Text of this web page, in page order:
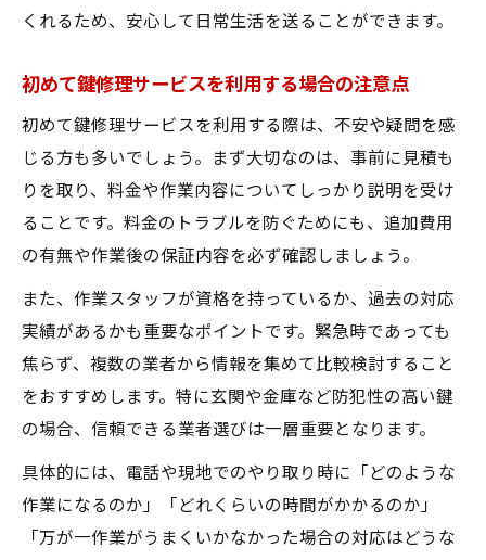
法
鍵修理サービス利用時の注意点と賢い判断基準
鍵修理サービス利用前に確認すべきポイン
ト
料金や見積もりで比較する鍵修理サービス
トラブル回避のための鍵修理サービス選定
術
契約前に押さえるべき鍵修理サービスの注
意事項
アフターサポートが充実した鍵修理サービ
スの価値
くれるため、安心して日常生活を送ることができます。
初めて鍵修理サービスを利用する場合の注意点
初めて鍵修理サービスを利用する際は、不安や疑問を感
じる方も多いでしょう。まず大切なのは、事前に見積も
りを取り、料金や作業内容についてしっかり説明を受け
ることです。料金のトラブルを防ぐためにも、追加費用
の有無や作業後の保証内容を必ず確認しましょう。
また、作業スタッフが資格を持っているか、過去の対応
実績があるかも重要なポイントです。緊急時であっても
焦らず、複数の業者から情報を集めて比較検討すること
をおすすめします。特に玄関や金庫など防犯性の高い鍵
の場合、信頼できる業者選びは一層重要となります。
具体的には、電話や現地でのやり取り時に「どのような
作業になるのか」「どれくらいの時間がかかるのか」
「万が一作業がうまくいかなかった場合の対応はどうな